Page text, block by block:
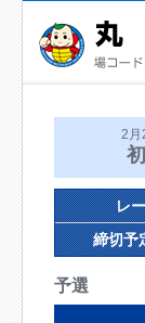
2月
レ
締切予
予選